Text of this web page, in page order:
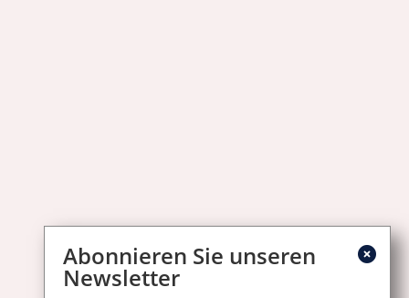
Abonnieren Sie unseren
Newsletter